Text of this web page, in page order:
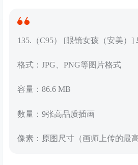
135.（C95） [眼镜女孩（安美）]
格式：JPG、PNG等图片格式
容量：86.6 MB
数量：9张高品质插画
像素：原图尺寸（画师上传的最高